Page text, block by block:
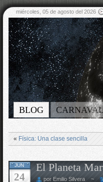
miércoles, 05 de agosto del 2026
BLOG
« Física: Una clase sencilla
JUN
24
El Planeta
por Emilio Silvera ~